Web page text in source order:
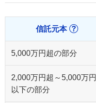
信託元本
5,000万円超の部分
2,000万円超～5,000万円
以下の部分